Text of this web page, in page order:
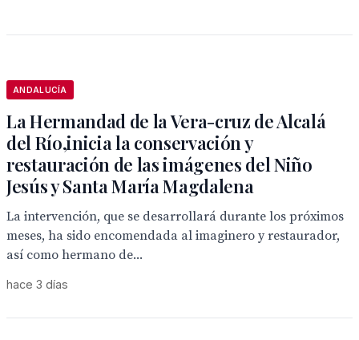
ANDALUCÍA
La Hermandad de la Vera-cruz de Alcalá
del Río,inicia la conservación y
restauración de las imágenes del Niño
Jesús y Santa María Magdalena
La intervención, que se desarrollará durante los próximos
meses, ha sido encomendada al imaginero y restaurador,
así como hermano de...
hace 3 días